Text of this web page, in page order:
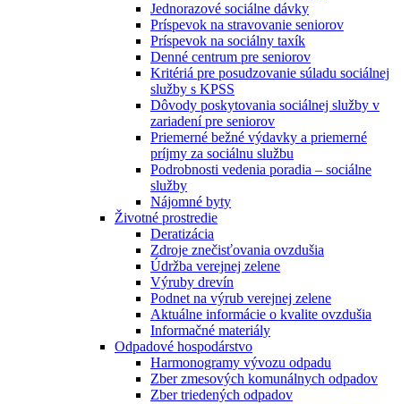
Jednorazové sociálne dávky
Príspevok na stravovanie seniorov
Príspevok na sociálny taxík
Denné centrum pre seniorov
Kritériá pre posudzovanie súladu sociálnej
služby s KPSS
Dôvody poskytovania sociálnej služby v
zariadení pre seniorov
Priemerné bežné výdavky a priemerné
príjmy za sociálnu službu
Podrobnosti vedenia poradia – sociálne
služby
Nájomné byty
Životné prostredie
Deratizácia
Zdroje znečisťovania ovzdušia
Údržba verejnej zelene
Výruby drevín
Podnet na výrub verejnej zelene
Aktuálne informácie o kvalite ovzdušia
Informačné materiály
Odpadové hospodárstvo
Harmonogramy vývozu odpadu
Zber zmesových komunálnych odpadov
Zber triedených odpadov